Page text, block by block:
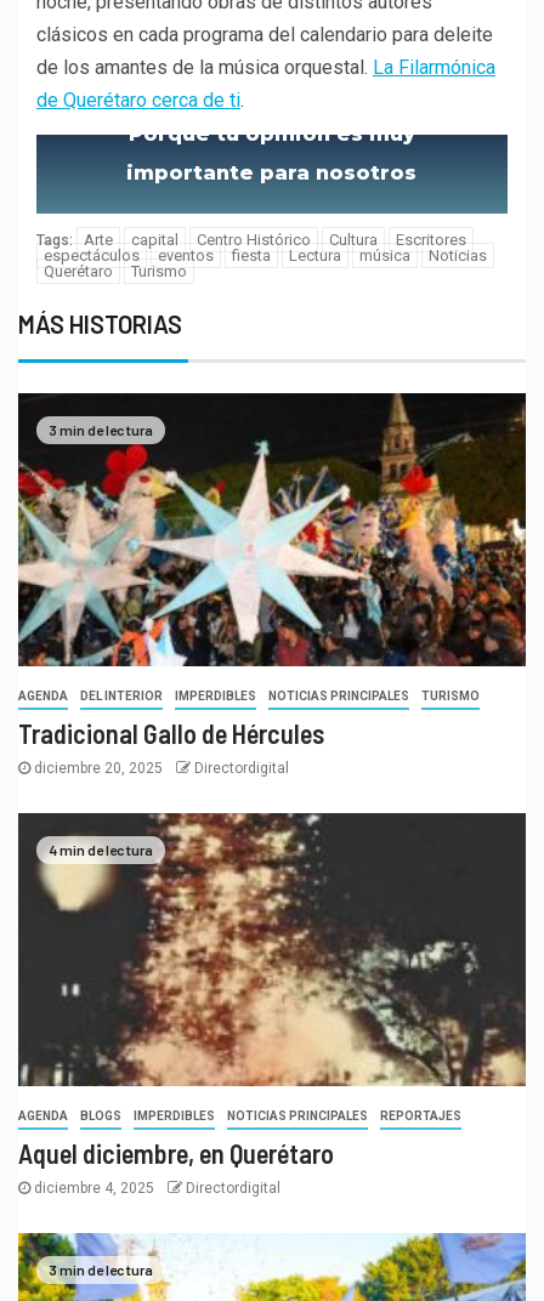
clásicos en cada programa del calendario para deleite
de los amantes de la música orquestal. La Filarmónica
de Querétaro cerca de ti.
Porque tu opinión es muy
importante para nosotros
Tags: Arte capital Centro Histórico Cultura
Escritores
espectáculos
eventos fiesta Lectura música
Noticias
Querétaro
Turismo
MÁS HISTORIAS
3 min de lectura
AGENDA DEL INTERIOR IMPERDIBLES NOTICIAS PRINCIPALES TURISMO
Tradicional Gallo de Hércules
diciembre 20, 2025 Directordigital
4 min de lectura
AGENDA BLOGS IMPERDIBLES NOTICIAS PRINCIPALES REPORTAJES
Aquel diciembre, en Querétaro
diciembre 4, 2025 Directordigital
3 min de lectura